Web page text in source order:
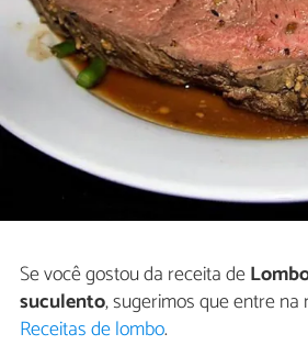
Se você gostou da receita de
suculento, sugerimos que entre
Receitas de lombo.